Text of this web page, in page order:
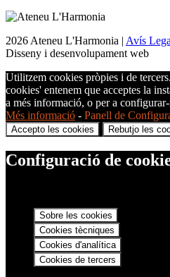
2026 Ateneu L'Harmonia | Avís
Disseny i desenvolupament web
Utilitzem cookies pròpies i de
cookies' entenem que acceptes la
a més informació, o per a
Més informació - Panell de
Accepto les cookies Rebutjo les
Configuració de
Sobre les cookies
Cookies tècniques
Cookies d'analítica
Cookies de tercers